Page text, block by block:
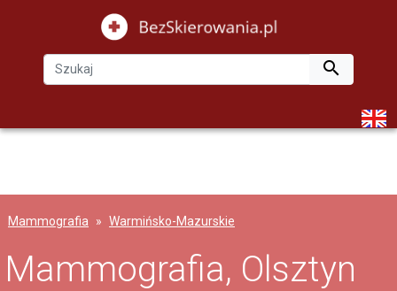

Mammografia Warmińsko-Mazurskie
Mammografia, Olsztyn